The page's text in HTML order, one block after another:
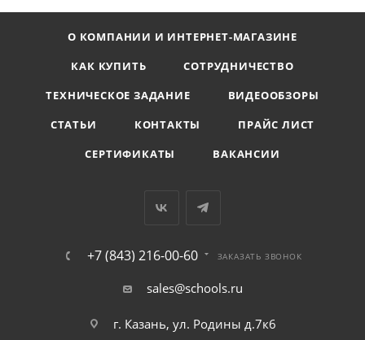
О КОМПАНИИ И ИНТЕРНЕТ-МАГАЗИНЕ
КАК КУПИТЬ
СОТРУДНИЧЕСТВО
ТЕХНИЧЕСКОЕ ЗАДАНИЕ
ВИДЕООБЗОРЫ
СТАТЬИ
КОНТАКТЫ
ПРАЙС ЛИСТ
СЕРТИФИКАТЫ
ВАКАНСИИ
+7 (843) 216-00-60 ЗАКАЗАТЬ ЗВОНОК
sales@schools.ru
г. Казань, ул. Родины д.7к6